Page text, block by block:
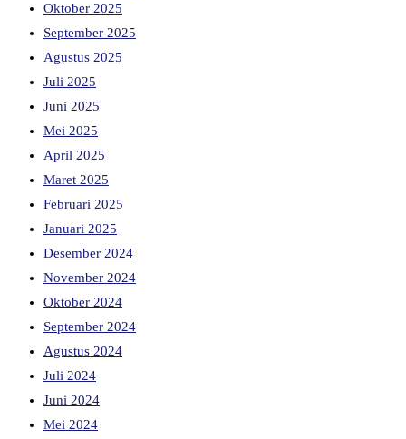
Oktober 2025
September 2025
Agustus 2025
Juli 2025
Juni 2025
Mei 2025
April 2025
Maret 2025
Februari 2025
Januari 2025
Desember 2024
November 2024
Oktober 2024
September 2024
Agustus 2024
Juli 2024
Juni 2024
Mei 2024